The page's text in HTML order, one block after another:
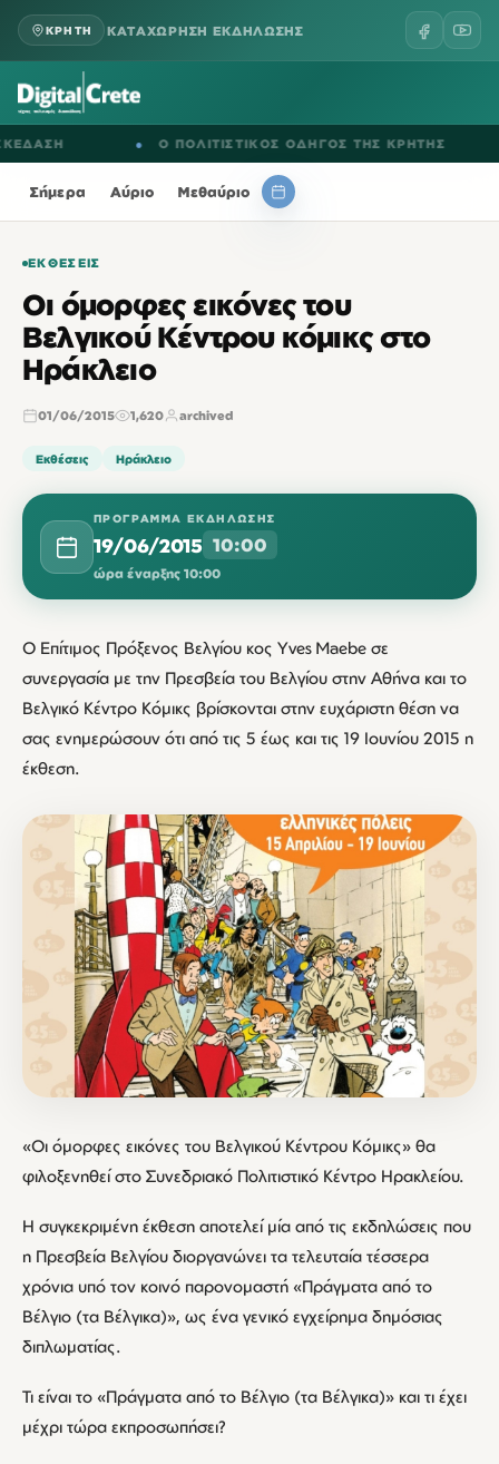
ΚΡΗΤΗ ΚΑΤΑΧΩΡΗΣΗ ΕΚΔΗΛΩΣΗΣ
Ο ΠΟΛΙΤΙΣΤΙΚΟΣ ΟΔΗΓΟΣ ΤΗΣ ΚΡΗΤΗΣ
Σήμερα Αύριο Μεθαύριο
ΕΚΘΈΣΕΙΣ
Οι όμορφες εικόνες του
Βελγικού Κέντρου κόμικς στο
Ηράκλειο
01/06/2015 1,620 archived
Εκθέσεις Ηράκλειο
ΠΡΌΓΡΑΜΜΑ ΕΚΔΉΛΩΣΗΣ
19/06/2015 10:00
ώρα έναρξης 10:00
Ο Επίτιμος Πρόξενος Βελγίου κος Yves Maebe σε
συνεργασία με την Πρεσβεία του Βελγίου στην Αθήνα και το
Βελγικό Κέντρο Κόμικς βρίσκονται στην ευχάριστη θέση να
σας ενημερώσουν ότι από τις 5 έως και τις 19 Ιουνίου 2015 η
έκθεση.
«Οι όμορφες εικόνες του Βελγικού Κέντρου Κόμικς» θα
φιλοξενηθεί στο Συνεδριακό Πολιτιστικό Κέντρο Ηρακλείου.
Η συγκεκριμένη έκθεση αποτελεί μία από τις εκδηλώσεις που
η Πρεσβεία Βελγίου διοργανώνει τα τελευταία τέσσερα
χρόνια υπό τον κοινό παρονομαστή «Πράγματα από το
Βέλγιο (τα Βέλγικα)», ως ένα γενικό εγχείρημα δημόσιας
διπλωματίας.
Τι είναι το «Πράγματα από το Βέλγιο (τα Βέλγικα)» και τι έχει
μέχρι τώρα εκπροσωπήσει?